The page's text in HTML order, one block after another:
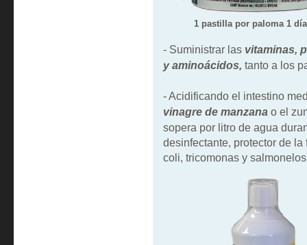
1 pastilla por paloma 1 día
- Suministrar las vitaminas,
y aminoácidos, tanto a los
- Acidificando el intestino
vinagre de manzanao el
sopera por litro de agua
desinfectante, protector de
coli, tricomonas y